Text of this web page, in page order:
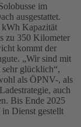
im
ausgestattet.
Kapazität
zu 350 Kilometer
kommt der
„Wir sind mit
glücklich“,
als ÖPNV-, als
auch
Bis Ende 2025
Dienst gestellt